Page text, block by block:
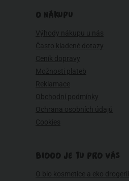
O NÁKUPU
Výhody nákupu u nás
Často kladené dotazy
Ceník dopravy
Možnosti plateb
Reklamace
Obchodní podmínky
Ochrana osobních údajů
Cookies
BIOOO JE TU PRO VÁS
O bio kosmetice a eko drogerii